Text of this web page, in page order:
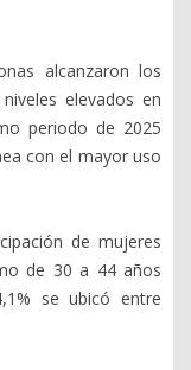
alcanzaron los
elevados en
periodo de 2025
con el mayor uso
de mujeres
de 30 a 44 años
se ubicó entre